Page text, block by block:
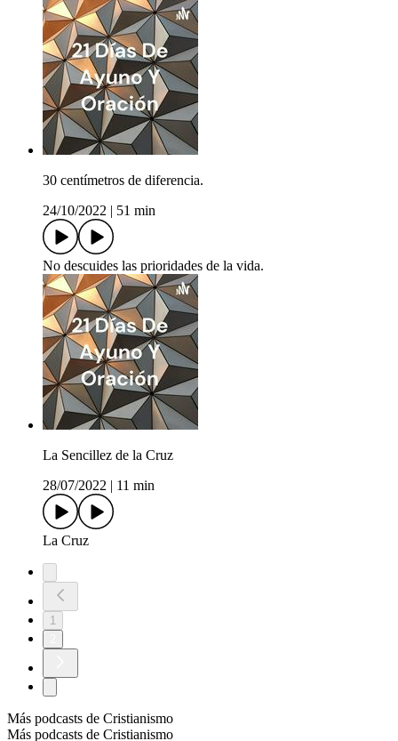
30 centímetros de diferencia.
24/10/2022
51 min
No descuides las prioridades de la vida.
La Sencillez de la Cruz
28/07/2022
11 min
La Cruz
1
Más podcasts de Cristianismo
Más podcasts de Cristianismo